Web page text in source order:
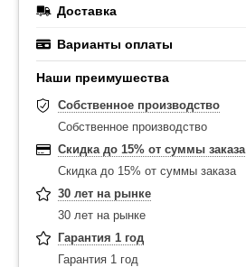
Доставка
Варианты оплаты
Наши преимушества
Собственное производство
Собственное производство
Скидка до 15% от суммы заказа
Скидка до 15% от суммы заказа
30 лет на рынке
30 лет на рынке
Гарантия 1 год
Гарантия 1 год